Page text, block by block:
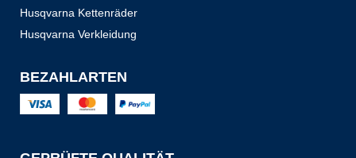
Husqvarna Kettenräder
Husqvarna Verkleidung
BEZAHLARTEN